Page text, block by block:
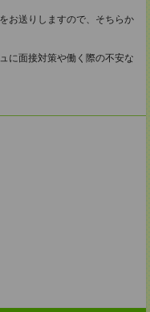
お送りしますので、そちらか
に面接対策や働く際の不安な